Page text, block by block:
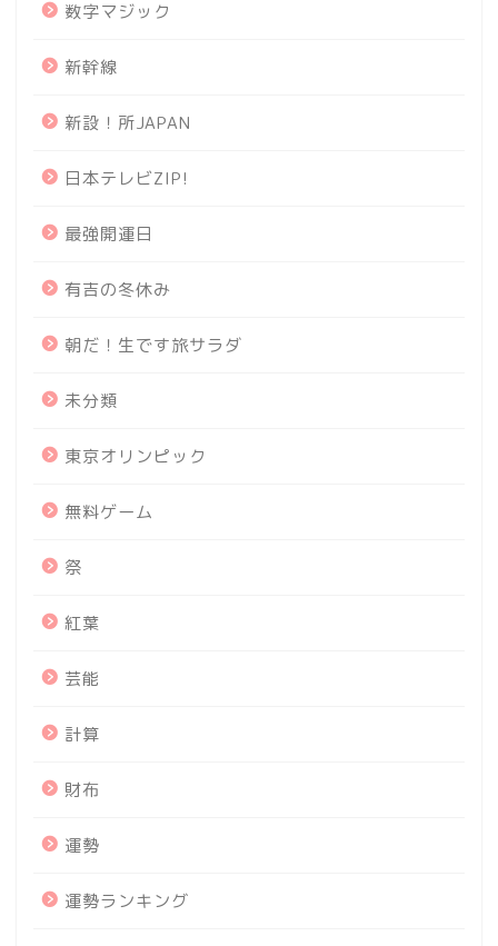
数字マジック
新幹線
新設！所JAPAN
日本テレビZIP!
最強開運日
有吉の冬休み
朝だ！生です旅サラダ
未分類
東京オリンピック
無料ゲーム
祭
紅葉
芸能
計算
財布
運勢
運勢ランキング